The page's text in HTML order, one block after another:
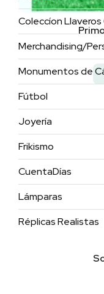
Coleccíon
Merchandising/
Monumentos de
Fútbol
Joyería
Frikismo
CuentaDías
Lámparas
Réplicas Realistas